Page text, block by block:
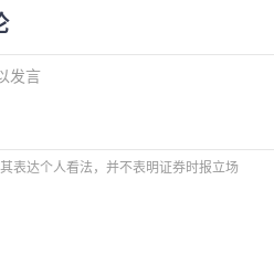
发言
表达个人看法，并不表明证券时报立场